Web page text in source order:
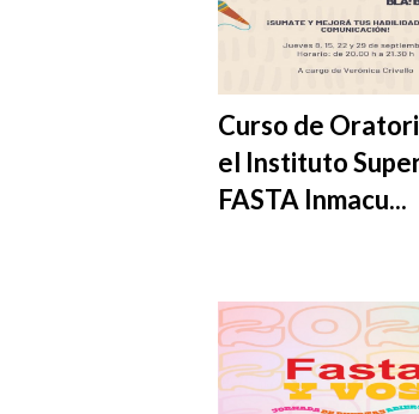
Curso de
el Instituto
FASTA Inmacu...